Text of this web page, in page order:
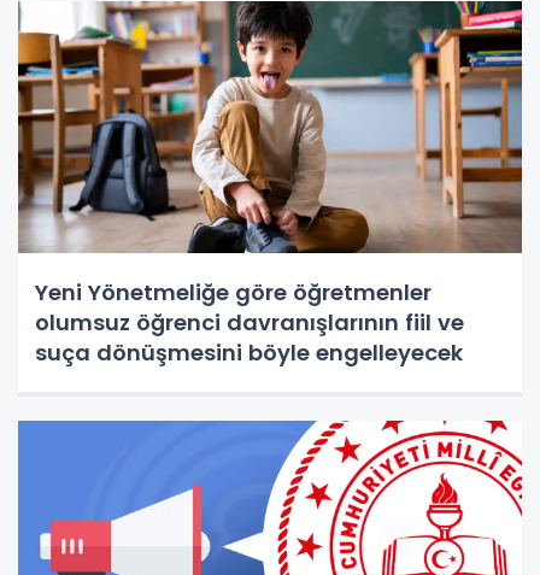
Yeni Yönetmeliğe göre öğretmenler
olumsuz öğrenci davranışlarının fiil ve
suça dönüşmesini böyle engelleyecek